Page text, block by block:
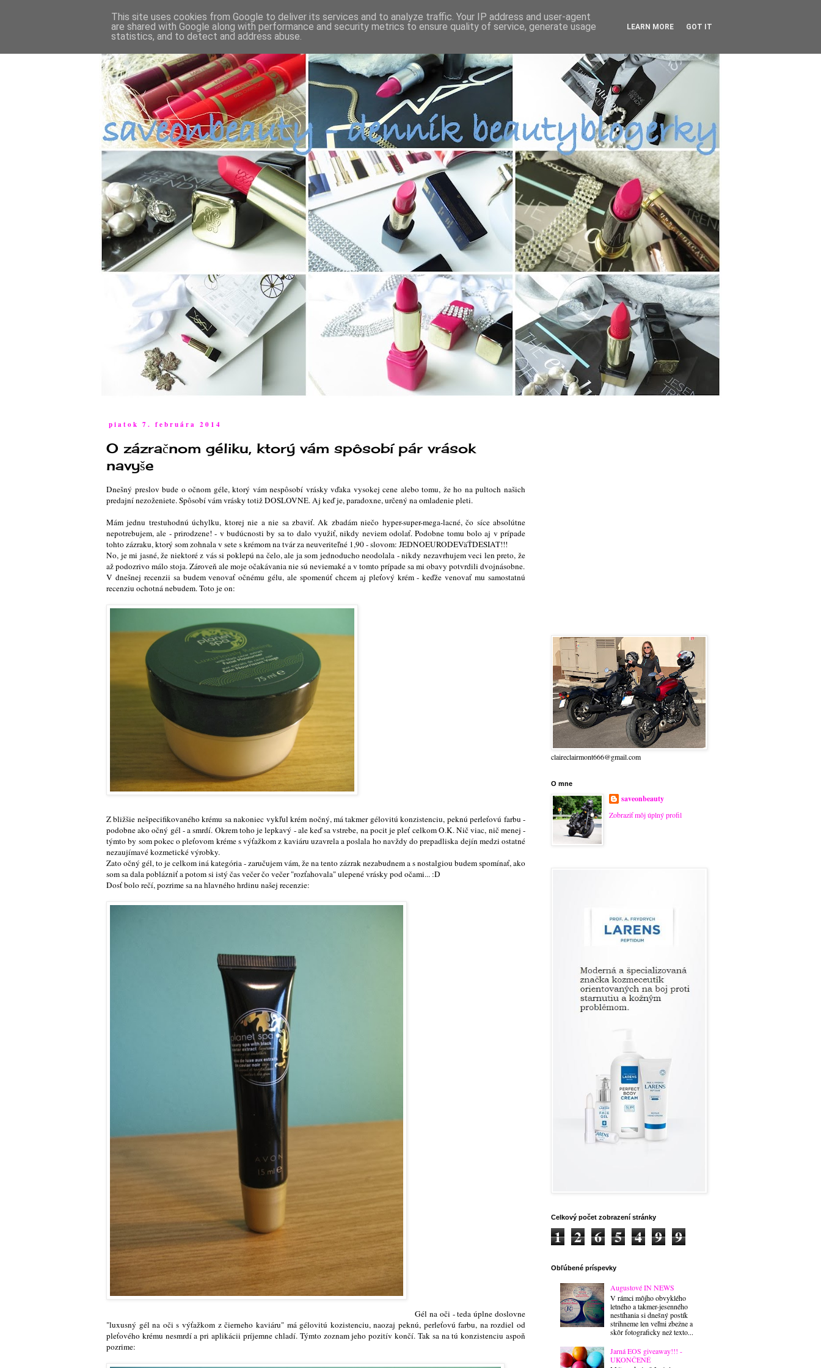
piatok 7. februára 2014
O zázračnom géliku, ktorý vám spôsobí pár vrások
navyše
Dnešný preslov bude o očnom géle, ktorý vám nespôsobí vrásky vďaka vysokej cene alebo tomu, že ho na pultoch našich
predajní nezoženiete. Spôsobí vám vrásky totiž DOSLOVNE. Aj keď je, paradoxne, určený na omladenie pleti.
Mám jednu trestuhodnú úchylku, ktorej nie a nie sa zbaviť. Ak zbadám niečo hyper-super-mega-lacné, čo síce absolútne
nepotrebujem, ale - prirodzene! - v budúcnosti by sa to dalo využiť, nikdy neviem odolať. Podobne tomu bolo aj v prípade
tohto zázraku, ktorý som zohnala v sete s krémom na tvár za neuveriteľné 1,90 - slovom: JEDNOEURODEVäŤDESIAT!!!
No, je mi jasné, že niektoré z vás si poklepú na čelo, ale ja som jednoducho neodolala - nikdy nezavrhujem veci len preto, že
až podozrivo málo stoja. Zároveň ale moje očakávania nie sú neviemaké a v tomto prípade sa mi obavy potvrdili dvojnásobne.
V dnešnej recenzii sa budem venovať očnému gélu, ale spomenúť chcem aj pleťový krém - keďže venovať mu samostatnú
recenziu ochotná nebudem. Toto je on:
Z bližšie nešpecifikovaného krému sa nakoniec vykľul krém nočný, má takmer gélovitú konzistenciu, peknú perleťovú farbu -
podobne ako očný gél - a smrdí. Okrem toho je lepkavý - ale keď sa vstrebe, na pocit je pleť celkom O.K. Nič viac, nič menej -
týmto by som pokec o pleťovom kréme s výťažkom z kaviáru uzavrela a poslala ho navždy do prepadliska dejín medzi ostatné
nezaujímavé kozmetické výrobky.
Zato očný gél, to je celkom iná kategória - zaručujem vám, že na tento zázrak nezabudnem a s nostalgiou budem spomínať, ako
som sa dala poblázniť a potom si istý čas večer čo večer "rozťahovala" ulepené vrásky pod očami... :D
Dosť bolo rečí, pozrime sa na hlavného hrdinu našej recenzie:
Gél na oči - teda úplne doslovne
"luxusný gél na oči s výťažkom z čierneho kaviáru" má gélovitú kozistenciu, naozaj peknú, perleťovú farbu, na rozdiel od
pleťového krému nesmrdí a pri aplikácii príjemne chladí. Týmto zoznam jeho pozitív končí. Tak sa na tú konzistenciu aspoň
pozrime:
claireclairmont666@gmail.com
O mne
saveonbeauty
Zobraziť môj úplný profil
Celkový počet zobrazení stránky
1 2 6 5 4 9 9
Obľúbené príspevky
Augustové IN NEWS
V rámci môjho obvyklého
letného a takmer-jesenného
nestíhania si dnešný postík
strihneme len veľmi zbežne a
skôr fotograficky než texto...
Jarná EOS giveaway!!! -
UKONČENÉ
This site uses cookies from Google to deliver its services and to analyze traffic. Your IP address and user-agent
are shared with Google along with performance and security metrics to ensure quality of service, generate usage
statistics, and to detect and address abuse.
LEARN MORE GOT IT